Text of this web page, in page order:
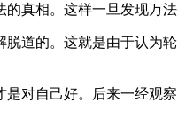
相。这样一旦发现万法
的。这就是由于认为
自己好。后来一经观